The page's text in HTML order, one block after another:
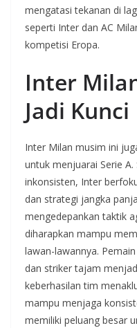
mengatasi tekanan di
seperti Inter dan AC
kompetisi Eropa.
Inter
Jadi Kunci
Inter Milan musim ini
untuk menjuarai Serie
inkonsisten, Inter
dan strategi jangka
mengedepankan taktik
diharapkan mampu
lawan-lawannya.
dan striker tajam
keberhasilan tim
mampu menjaga
memiliki peluang besar